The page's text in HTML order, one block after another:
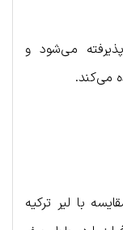
می‌شود و
می‌کند.
با لیر ترکیه